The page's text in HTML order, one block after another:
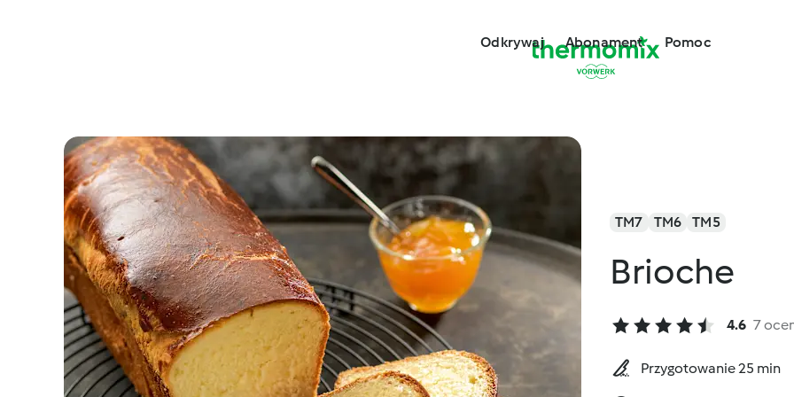
Odkrywaj Abonament Pomoc
TM7 TM6 TM5
Brioche
4.6 7
Przygotowanie 25 min